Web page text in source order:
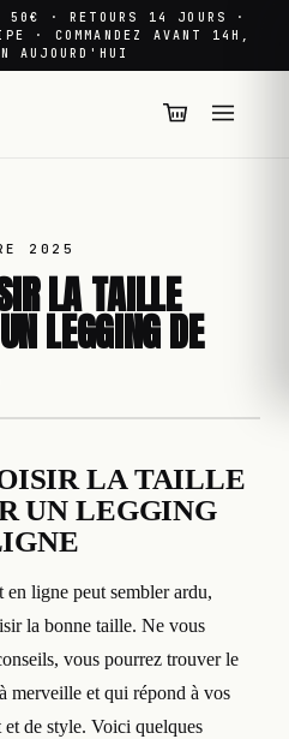
50€ · RETOURS 14 JOURS ·
· COMMANDEZ AVANT 14H,
AUJOURD'HUI
2025
LA TAILLE
LEGGING DE
LA TAILLE
UN LEGGING
en ligne peut sembler ardu,
la bonne taille. Ne vous
vous pourrez trouver le
merveille et qui répond à vos
de style. Voici quelques